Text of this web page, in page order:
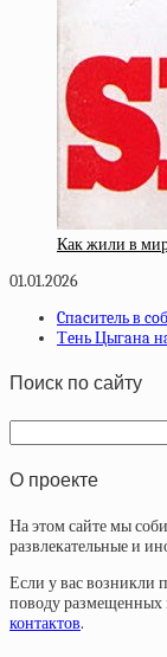
Как жили в
01.01.2026
Cпacитeль в
Тeнь Цыгaнa
Поиск по сайту
О проекте
На этом сайте мы
развлекательные и
Если у вас возникли
поводу размещенных
контактов.